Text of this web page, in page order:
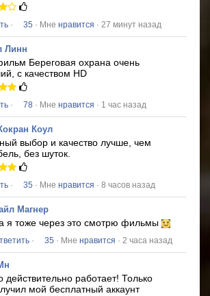
· 35 · Мне нравится · 27 минут назад
Линн
Береговая охрана очень
с качеством HD
· 78 · Мне нравится · 1 час назад
Коул
выбор и качество лучше, чем
без шуток.
· 35 · Мне нравится · 8 часов назад
Магнер
я тоже через это смотрю фильмы
· 35 · Мне нравится · 2 часа назад
действительно работает! Только
мой бесплатный аккаунт